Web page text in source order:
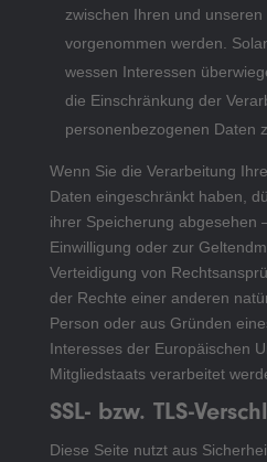
zwischen Ihren und unseren
vorgenommen werden.
wessen Interessen
die Einschränkung der
personenbezogenen Daten
Wenn Sie die Verarbeitung
Daten eingeschränkt haben,
ihrer Speicherung abgesehen
Einwilligung oder zur
Verteidigung von
der Rechte einer anderen
Person oder aus Gründen
Interesses der Europäischen
Mitgliedstaats verarbeitet
SSL- bzw. TLS-
Diese Seite nutzt aus